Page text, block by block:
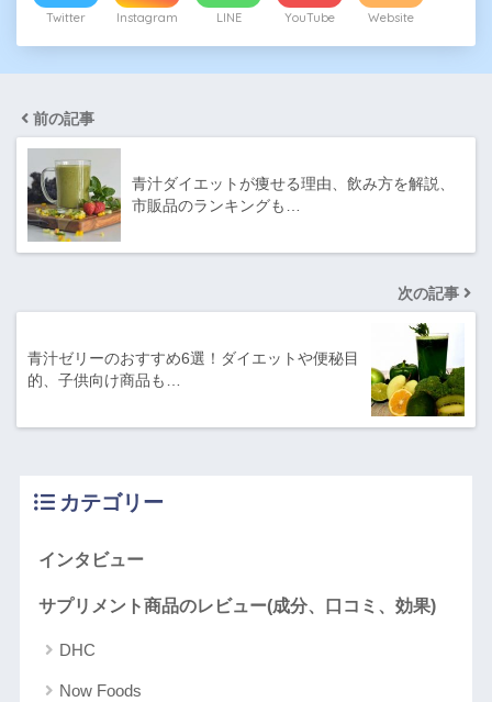
Twitter Instagram LINE YouTube Website
前の記事
青汁ダイエットが痩せる理由、飲み方を解説、
市販品のランキングも…
次の記事
青汁ゼリーのおすすめ6選！ダイエットや便秘目
的、子供向け商品も…
カテゴリー
インタビュー
サプリメント商品のレビュー(成分、口コミ、効果)
DHC
Now Foods